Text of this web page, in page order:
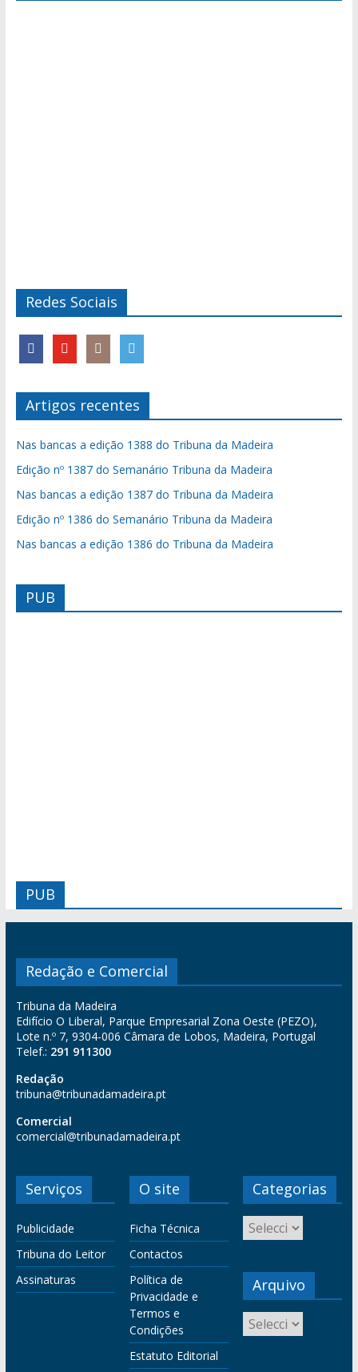
Redes Sociais
Artigos recentes
Nas bancas a edição 1388 do Tribuna da Madeira
Edição nº 1387 do Semanário Tribuna da Madeira
Nas bancas a edição 1387 do Tribuna da Madeira
Edição nº 1386 do Semanário Tribuna da Madeira
Nas bancas a edição 1386 do Tribuna da Madeira
PUB
PUB
Redação e Comercial
Tribuna da Madeira
Edifício O Liberal, Parque Empresarial Zona Oeste (PEZO),
Lote n.º 7, 9304-006 Câmara de Lobos, Madeira, Portugal
Telef.: 291 911300
Redação
tribuna@tribunadamadeira.pt
Comercial
comercial@tribunadamadeira.pt
Serviços
Publicidade
Tribuna do Leitor
Assinaturas
O site
Ficha Técnica
Contactos
Política de
Privacidade e
Termos e
Condições
Estatuto Editorial
Categorias
Arquivo